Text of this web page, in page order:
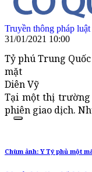
Truyền thông pháp luật
31/01/2021 10:00
Tỷ phú Trung
mặt
Diên Vỹ
Tại một thị trường
phiên giao dịch.
Chùm ảnh: Y Tý phủ một